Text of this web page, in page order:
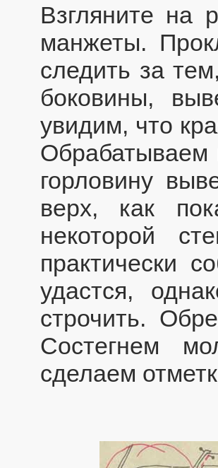
Взгляните на
манжеты.
следить за
боковины,
увидим, что
горловину
верх, как
некоторой
практически
удастся,
строчить.
Состегнем
сделаем